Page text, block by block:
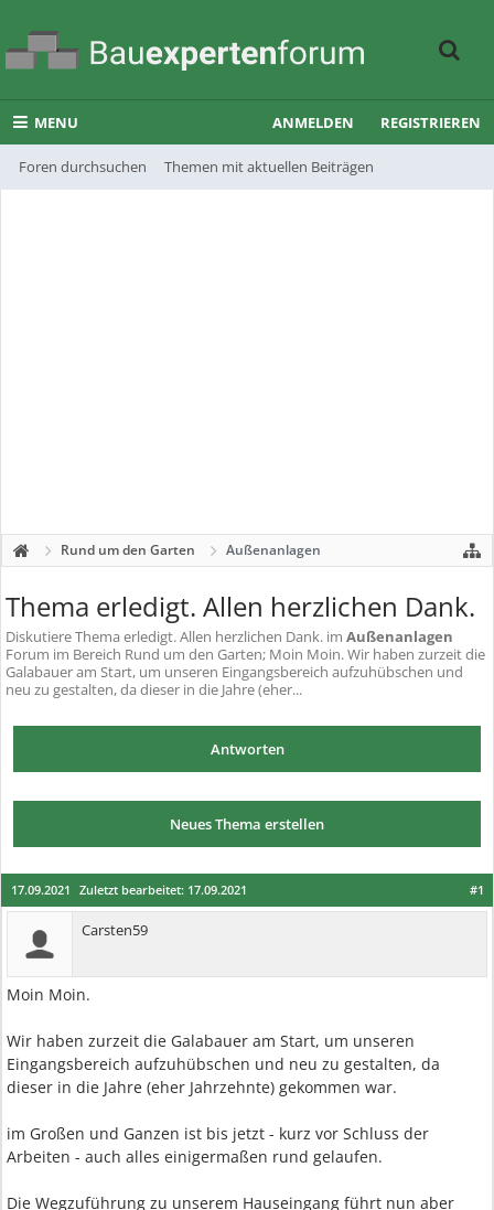
MENU
Foren durchsuchen Themen mit aktuellen Beiträgen
ANMELDEN REGISTRIEREN
Rund um den Garten Außenanlagen
Thema erledigt. Allen herzlichen Dank.
DiskutiereThema erledigt. Allen herzlichen Dank. im Außenanlagen
Forum im Bereich Rund um den Garten; Moin Moin. Wir haben zurzeit die
Galabauer am Start, um unseren Eingangsbereich aufzuhübschen und
neu zu gestalten, da dieser in die Jahre (eher...
Antworten
Neues Thema erstellen
#1
17.09.2021 Zuletzt bearbeitet: 17.09.2021
Carsten59
Moin Moin.
Wir haben zurzeit die Galabauer am Start, um unseren
Eingangsbereich aufzuhübschen und neu zu gestalten, da
dieser in die Jahre (eher Jahrzehnte) gekommen war.
im Großen und Ganzen ist bis jetzt - kurz vor Schluss der
Arbeiten - auch alles einigermaßen rund gelaufen.
Die Wegzuführung zu unserem Hauseingang führt nun aber